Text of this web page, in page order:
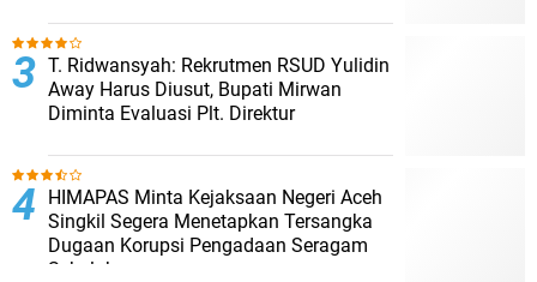
T. Ridwansyah: Rekrutmen RSUD Yulidin
Away Harus Diusut, Bupati Mirwan
Diminta Evaluasi Plt. Direktur
HIMAPAS Minta Kejaksaan Negeri Aceh
Singkil Segera Menetapkan Tersangka
Dugaan Korupsi Pengadaan Seragam
Sekolah